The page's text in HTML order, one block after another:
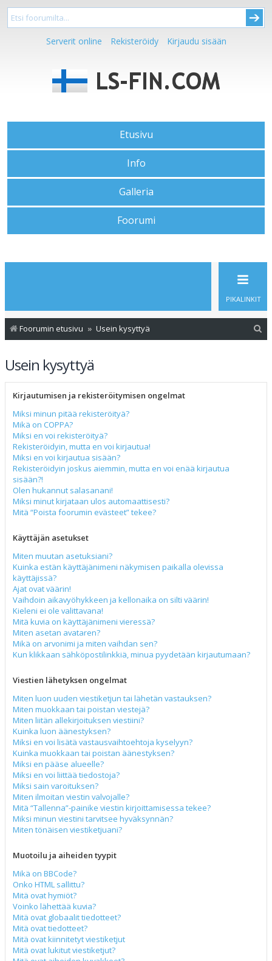
Serverit online Rekisteröidy Kirjaudu sisään
Etusivu
Info
Galleria
Foorumi
PIKALINKIT
Foorumin etusivu Usein kysyttyä
Usein kysyttyä
Kirjautumisen ja rekisteröitymisen ongelmat
Miksi minun pitää rekisteröityä?
Mikä on COPPA?
Miksi en voi rekisteröityä?
Rekisteröidyin, mutta en voi kirjautua!
Miksi en voi kirjautua sisään?
Rekisteröidyin joskus aiemmin, mutta en voi enää kirjautua
sisään?!
Olen hukannut salasanani!
Miksi minut kirjataan ulos automaattisesti?
Mitä “Poista foorumin evästeet” tekee?
Käyttäjän asetukset
Miten muutan asetuksiani?
Kuinka estän käyttäjänimeni näkymisen paikalla olevissa
käyttäjissä?
Ajat ovat väärin!
Vaihdoin aikavyöhykkeen ja kellonaika on silti väärin!
Kieleni ei ole valittavana!
Mitä kuvia on käyttäjänimeni vieressä?
Miten asetan avataren?
Mikä on arvonimi ja miten vaihdan sen?
Kun klikkaan sähköpostilinkkiä, minua pyydetään kirjautumaan?
Viestien lähetyksen ongelmat
Miten luon uuden viestiketjun tai lähetän vastauksen?
Miten muokkaan tai poistan viestejä?
Miten liitän allekirjoituksen viestiini?
Kuinka luon äänestyksen?
Miksi en voi lisätä vastausvaihtoehtoja kyselyyn?
Kuinka muokkaan tai poistan äänestyksen?
Miksi en pääse alueelle?
Miksi en voi liittää tiedostoja?
Miksi sain varoituksen?
Miten ilmoitan viestin valvojalle?
Mitä “Tallenna”-painike viestin kirjoittamisessa tekee?
Miksi minun viestini tarvitsee hyväksynnän?
Miten tönäisen viestiketjuani?
Muotoilu ja aiheiden tyypit
Mikä on BBCode?
Onko HTML sallittu?
Mitä ovat hymiöt?
Voinko lähettää kuvia?
Mitä ovat globaalit tiedotteet?
Mitä ovat tiedotteet?
Mitä ovat kiinnitetyt viestiketjut
Mitä ovat lukitut viestiketjut?